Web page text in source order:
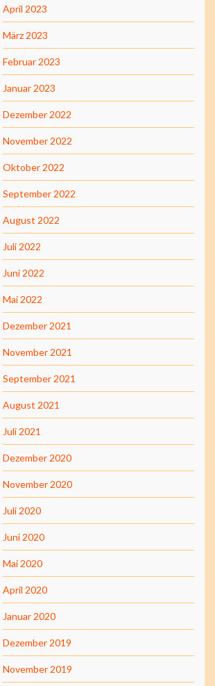
April 2023
März 2023
Februar 2023
Januar 2023
Dezember 2022
November 2022
Oktober 2022
September 2022
August 2022
Juli 2022
Juni 2022
Mai 2022
Dezember 2021
November 2021
September 2021
August 2021
Juli 2021
Dezember 2020
November 2020
Juli 2020
Juni 2020
Mai 2020
April 2020
Januar 2020
Dezember 2019
November 2019